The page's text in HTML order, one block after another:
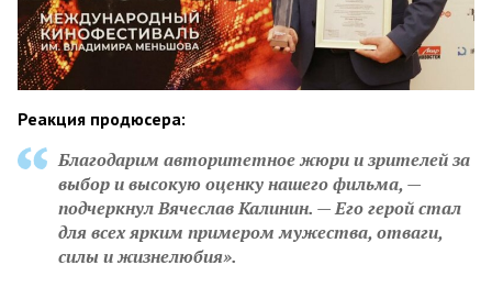
Реакция продюсера:
Благодарим авторитетное жюри и зрителей за
выбор и высокую оценку нашего фильма, —
подчеркнул Вячеслав Калинин. — Его герой стал
для всех ярким примером мужества, отваги,
силы и жизнелюбия».